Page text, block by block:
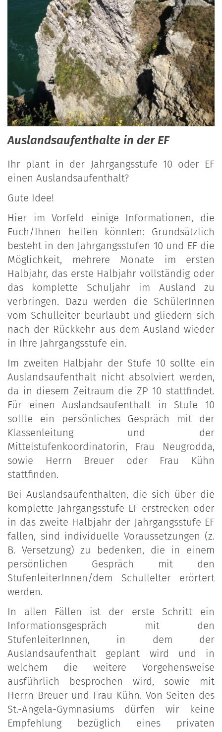
Auslandsaufenthalte in der EF
Ihr plant in der Jahrgangsstufe 10 oder EF
einen Auslandsaufenthalt?
Gute Idee!
Hier im Vorfeld einige Informationen, die
Euch/Ihnen helfen könnten: Grundsätzlich
besteht in den Jahrgangsstufen 10 und EF die
Möglichkeit, mehrere Monate im ersten
Halbjahr, das erste Halbjahr vollständig oder
das komplette Schuljahr im Ausland zu
verbringen. Dazu werden die SchülerInnen
vom Schulleiter beurlaubt und gliedern sich
nach der Rückkehr aus dem Ausland wieder
in Ihre Jahrgangsstufe ein.
Im zweiten Halbjahr der Stufe 10 sollte ein
Auslandsaufenthalt nicht absolviert werden,
da in diesem Zeitraum die ZP 10 stattfindet.
Für einen Auslandsaufenthalt in Stufe 10
sollte ein persönliches Gespräch mit der
Klassenleitung und der
Mittelstufenkoordinatorin, Frau Neugrodda,
sowie Herrn Breuer oder Frau Kühn
stattfinden.
Bei Auslandsaufenthalten, die sich über die
komplette Jahrgangsstufe EF erstrecken oder
in das zweite Halbjahr der Jahrgangsstufe EF
fallen, sind individuelle Voraussetzungen (z.
B. Versetzung) zu bedenken, die in einem
persönlichen Gespräch mit den
StufenleiterInnen/dem Schullelter erörtert
werden.
In allen Fällen ist der erste Schritt ein
Informationsgespräch mit den
StufenleiterInnen, in dem der
Auslandsaufenthalt geplant wird und in
welchem die weitere Vorgehensweise
ausführlich besprochen wird, sowie mit
Herrn Breuer und Frau Kühn. Von Seiten des
St.-Angela-Gymnasiums dürfen wir keine
Empfehlung bezüglich eines privaten